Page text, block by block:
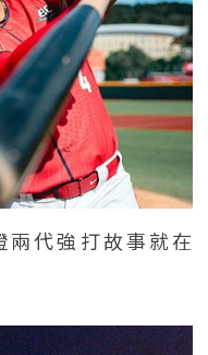
代強打故事就在